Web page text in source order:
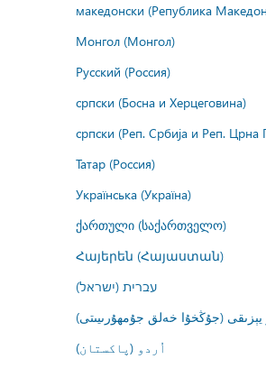
македонски (Република
Монгол (Монгол)
Русский (Россия)
српски (Босна и Херцеговина)
српски (Реп. Србија и Реп. Црна
Татар (Россия)
Українська (Україна)
ქართული (საქართველო)
Հայերեն (Հայաստան)
עברית (ישראל)
يېزىقى (جۇڭخۇا خەلق جۇمھۇرىيىتى)
اُردو (پاکستان)